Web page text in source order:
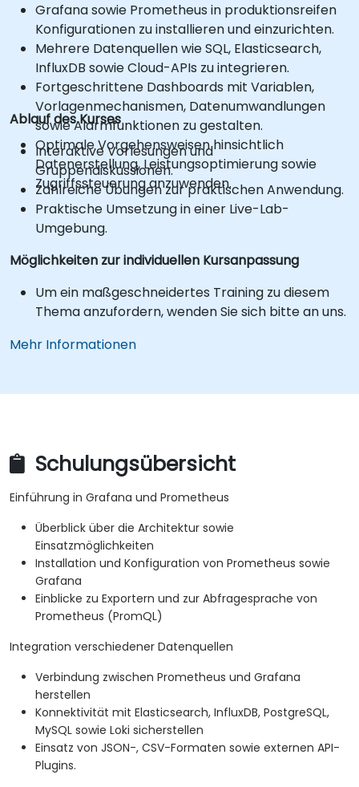
Grafana sowie Prometheus in produktionsreifen
Konfigurationen zu installieren und einzurichten.
Mehrere Datenquellen wie SQL, Elasticsearch,
InfluxDB sowie Cloud-APIs zu integrieren.
Fortgeschrittene Dashboards mit Variablen,
Vorlagenmechanismen, Datenumwandlungen
sowie Alarmfunktionen zu gestalten.
Optimale Vorgehensweisen hinsichtlich
Datenerstellung, Leistungsoptimierung sowie
Zugriffssteuerung anzuwenden.
Ablauf des Kurses
Interaktive Vorlesungen und
Gruppendiskussionen.
Zahlreiche Übungen zur praktischen Anwendung.
Praktische Umsetzung in einer Live-Lab-
Umgebung.
Möglichkeiten zur individuellen Kursanpassung
Um ein maßgeschneidertes Training zu diesem
Thema anzufordern, wenden Sie sich bitte an uns.
Mehr Informationen
Schulungsübersicht
Einführung in Grafana und Prometheus
Überblick über die Architektur sowie
Einsatzmöglichkeiten
Installation und Konfiguration von Prometheus sowie
Grafana
Einblicke zu Exportern und zur Abfragesprache von
Prometheus (PromQL)
Integration verschiedener Datenquellen
Verbindung zwischen Prometheus und Grafana
herstellen
Konnektivität mit Elasticsearch, InfluxDB, PostgreSQL,
MySQL sowie Loki sicherstellen
Einsatz von JSON-, CSV-Formaten sowie externen API-
Plugins.